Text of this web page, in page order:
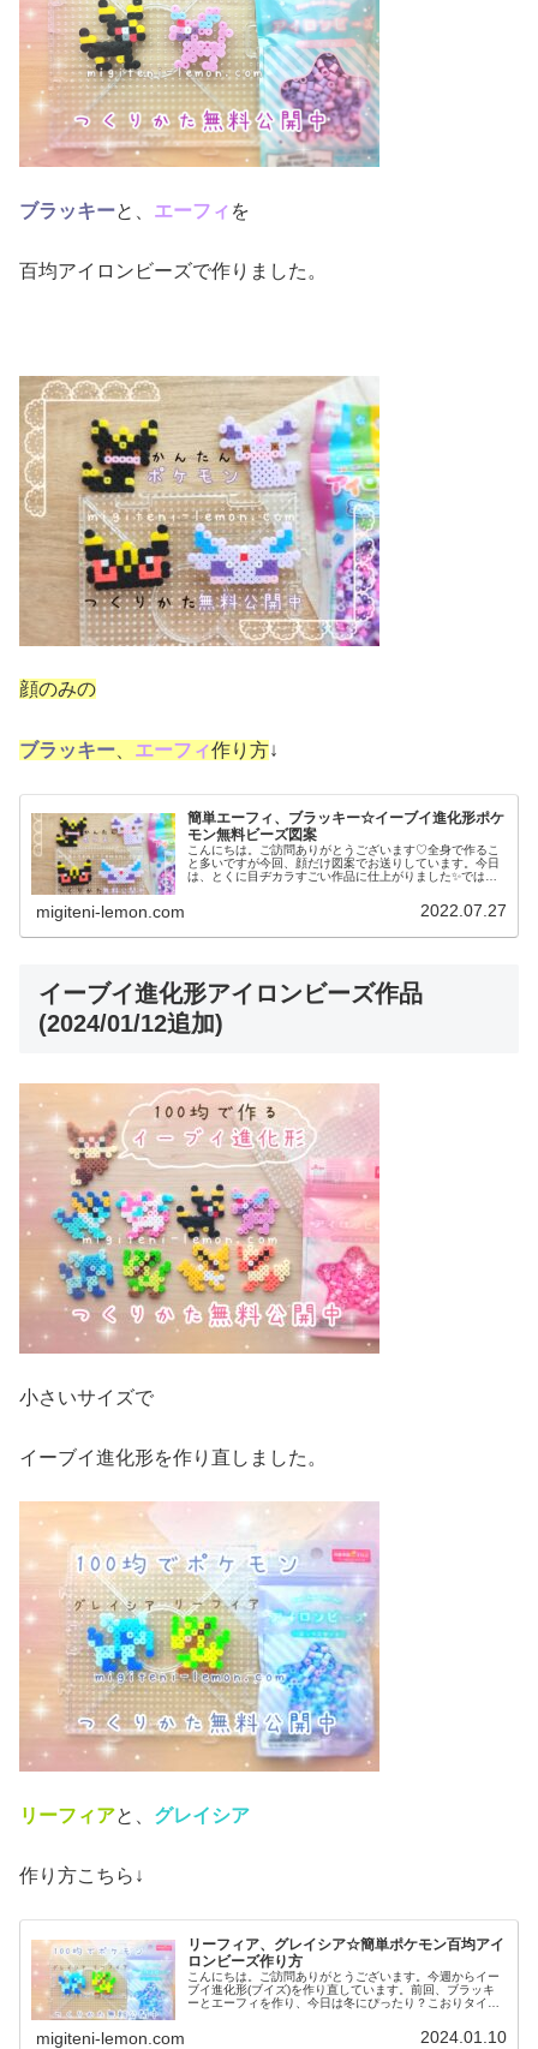
ブラッキーと、 エーフィ を
百均アイロンビーズで作りました。
顔のみの
ブラッキー エーフィ作り方↓
簡単エーフィ、ブラッキー☆イーブイ進化形ポケ
モン無料ビーズ図案
こんにちは。ご訪問ありがとうございます♡全身で作るこ
と多いですが今回、顔だけ図案でお送りしています。今日
は、とくに目ヂカラすごい作品に仕上がりました✨では、
migiteni-lemon.com 2022.07.27
イーブイ進化形アイロンビーズ作品
(2024/01/12追加)
小さいサイズで
イーブイ進化形を作り直しました。
リーフィアと、 グレイシア
作り方こちら↓
リーフィア、グレイシア☆簡単ポケモン百均アイ
ロンビーズ作り方
こんにちは。ご訪問ありがとうございます。今週からイー
ブイ進化形(ブイズ)を作り直しています。前回、ブラッキ
ーとエーフィを作り、今日は冬にぴったり？こおりタイプ
migiteni-lemon.com 2024.01.10